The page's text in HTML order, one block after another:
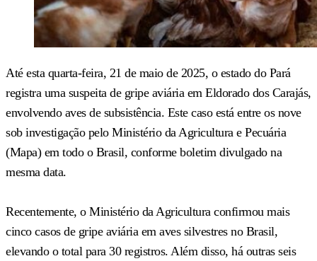
Até esta quarta-feira, 21 de maio de 2025, o estado do Pará
registra uma suspeita de gripe aviária em Eldorado dos Carajás,
envolvendo aves de subsistência. Este caso está entre os nove
sob investigação pelo Ministério da Agricultura e Pecuária
(Mapa) em todo o Brasil, conforme boletim divulgado na
mesma data.
Recentemente, o Ministério da Agricultura confirmou mais
cinco casos de gripe aviária em aves silvestres no Brasil,
elevando o total para 30 registros. Além disso, há outras seis